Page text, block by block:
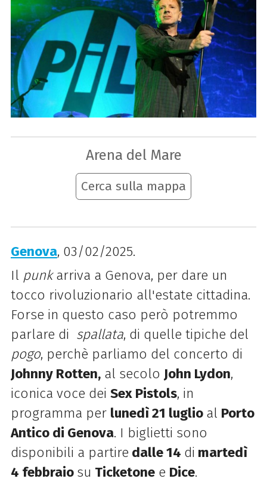
Arena del Mare
Cerca sulla mappa
Genova, 03/02/2025.
Il punkarriva a Genova, per dare un
tocco rivoluzionario all'estate cittadina.
Forse in questo caso però potremmo
parlare di spallata, di quelle tipiche del
pogo, perchè parliamo del concerto di
Johnny Rotten,al secolo John Lydon,
iconica voce dei Sex Pistols, in
programma per lunedì 21 luglio al Porto
Antico di Genova. I biglietti sono
disponibili a partire dalle 14 di martedì
4 febbraio su Ticketonee Dice.